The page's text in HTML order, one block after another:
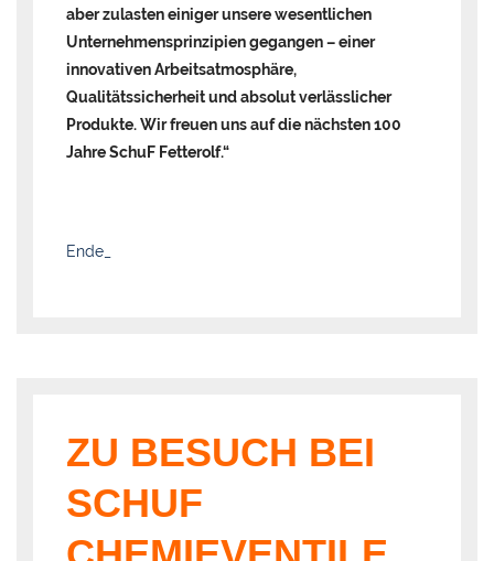
aber zulasten einiger unsere wesentlichen
Unternehmensprinzipien gegangen – einer
innovativen Arbeitsatmosphäre,
Qualitätssicherheit und absolut verlässlicher
Produkte. Wir freuen uns auf die nächsten 100
Jahre SchuF Fetterolf.“
Ende_
ZU BESUCH BEI
SCHUF